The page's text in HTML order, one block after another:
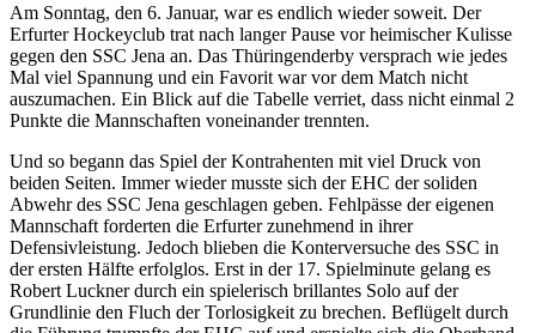
Am Sonntag, den 6. Januar, war es endlich wieder soweit. Der
Erfurter Hockeyclub trat nach langer Pause vor heimischer Kulisse
gegen den SSC Jena an. Das Thüringenderby versprach wie jedes
Mal viel Spannung und ein Favorit war vor dem Match nicht
auszumachen. Ein Blick auf die Tabelle verriet, dass nicht einmal 2
Punkte die Mannschaften voneinander trennten.
Und so begann das Spiel der Kontrahenten mit viel Druck von
beiden Seiten. Immer wieder musste sich der EHC der soliden
Abwehr des SSC Jena geschlagen geben. Fehlpässe der eigenen
Mannschaft forderten die Erfurter zunehmend in ihrer
Defensivleistung. Jedoch blieben die Konterversuche des SSC in
der ersten Hälfte erfolglos. Erst in der 17. Spielminute gelang es
Robert Luckner durch ein spielerisch brillantes Solo auf der
Grundlinie den Fluch der Torlosigkeit zu brechen. Beflügelt durch